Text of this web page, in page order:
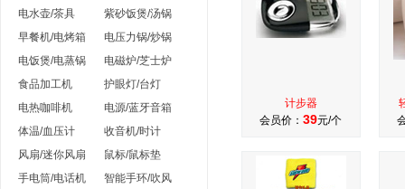
电水壶/茶具
紫砂饭煲/汤锅
早餐机/电烤箱
电压力锅/炒锅
电饭煲/电蒸锅
电磁炉/芝士炉
食品加工机
护眼灯/台灯
电热咖啡机
电源/蓝牙音箱
体温/血压计
收音机/时计
风扇/迷你风扇
鼠标/鼠标垫
手电筒/电话机
智能手环/吹风
计步器
会员价： 39元/个